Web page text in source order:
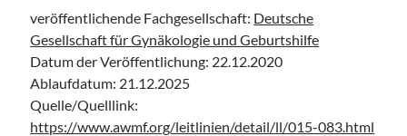
Leitlinie „Die geburtshilfliche Analgesie und Anästhesie“ der DGAI
Konsensuspapier „Management of endocrine emergencies –
Management of myxoedema coma“ der ETA
Leitlinie „Bauchschmerz bei Kindern und Jugendlichen – Bildgebende
Diagnostik“ der GPR
veröffentlichende Fachgesellschaft: Deutsche
Gesellschaft für Gynäkologie und Geburtshilfe
Datum der Veröffentlichung: 22.12.2020
Ablaufdatum: 21.12.2025
Quelle/Quelllink:
https://www.awmf.org/leitlinien/detail/ll/015-083.html